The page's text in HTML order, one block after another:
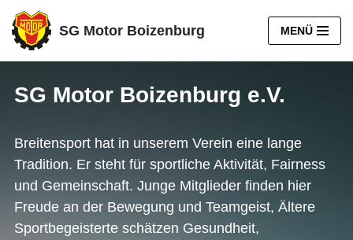
Zum
Inhalt
springen
SG Motor Boizenburg MENÜ
SG Motor Boizenburg e.V.
Breitensport hat in unserem Verein eine lange
Tradition. Er steht für sportliche Aktivität, Fairness
und Gemeinschaft. Junge Mitglieder finden hier
Freude an der Bewegung und Teamgeist, Ältere
Sportbegeisterte schätzen Gesundheit,